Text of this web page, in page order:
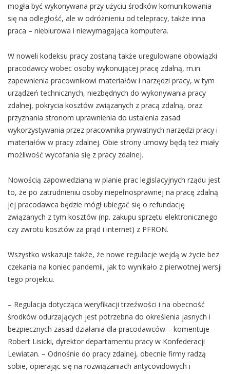
mogła być wykonywana przy użyciu środków komunikowania
się na odległość, ale w odróżnieniu od telepracy, także inna
praca – niebiurowa i niewymagająca komputera.
W noweli kodeksu pracy zostaną także uregulowane obowiązki
pracodawcy wobec osoby wykonującej pracę zdalną, m.in.
zapewnienia pracownikowi materiałów i narzędzi pracy, w tym
urządzeń technicznych, niezbędnych do wykonywania pracy
zdalnej, pokrycia kosztów związanych z pracą zdalną, oraz
przyznania stronom uprawnienia do ustalenia zasad
wykorzystywania przez pracownika prywatnych narzędzi pracy i
materiałów w pracy zdalnej. Obie strony umowy będą też miały
możliwość wycofania się z pracy zdalnej.
Nowością zapowiedzianą w planie prac legislacyjnych rządu jest
to, że po zatrudnieniu osoby niepełnosprawnej na pracę zdalną
jej pracodawca będzie mógł ubiegać się o refundację
związanych z tym kosztów (np. zakupu sprzętu elektronicznego
czy zwrotu kosztów za prąd i internet) z PFRON.
Wszystko wskazuje także, że nowe regulacje wejdą w życie bez
czekania na koniec pandemii, jak to wynikało z pierwotnej wersji
tego projektu.
– Regulacja dotycząca weryfikacji trzeźwości i na obecność
środków odurzających jest potrzebna do określenia jasnych i
bezpiecznych zasad działania dla pracodawców – komentuje
Robert Lisicki, dyrektor departamentu pracy w Konfederacji
Lewiatan. – Odnośnie do pracy zdalnej, obecnie firmy radzą
sobie, opierając się na rozwiązaniach antycovidowych i